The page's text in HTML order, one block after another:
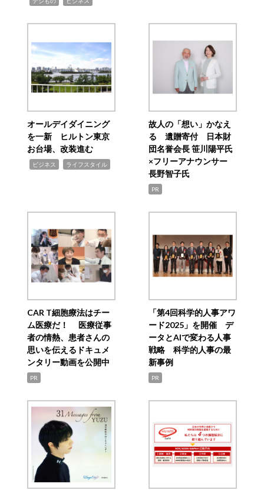
オールデイダイニング
を一新 ヒルトン東京
お台場、改装進む
ビジネス ライフスタイル
故人の「想い」かなえ
る 遺贈寄付 日本財
団名誉会長 笹川陽平氏
×フリーアナウンサー
長野智子氏
PR
CAR T細胞療法はチー
ム医療だ！ 医療従事
者の情熱、患者さんの
思いを伝えるドキュメ
ンタリー動画を公開中
PR
「第4回科学的人事アワ
ード2025」を開催 デ
ータとAIで変わる人事
戦略 科学的人事の最
新事例
PR